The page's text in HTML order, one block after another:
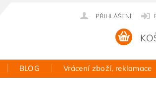
PŘIHLÁŠENÍ
BLOG Vrácení zboží, reklamace